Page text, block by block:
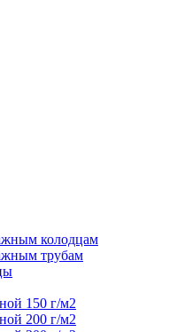
колодцам
трубам
150 г/м2
200 г/м2